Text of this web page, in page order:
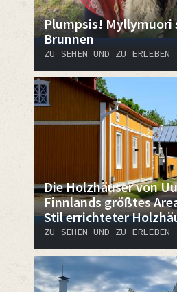
Plumpsis! Myllymuori
Brunnen
ZU SEHEN UND ZU ERLEBEN
Die Holzhäuser von
Finnlands größtes
Stil errichteter
ZU SEHEN UND ZU ERLEBEN